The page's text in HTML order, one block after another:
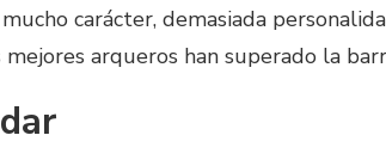
carácter, demasiada
mejores arqueros han superado la